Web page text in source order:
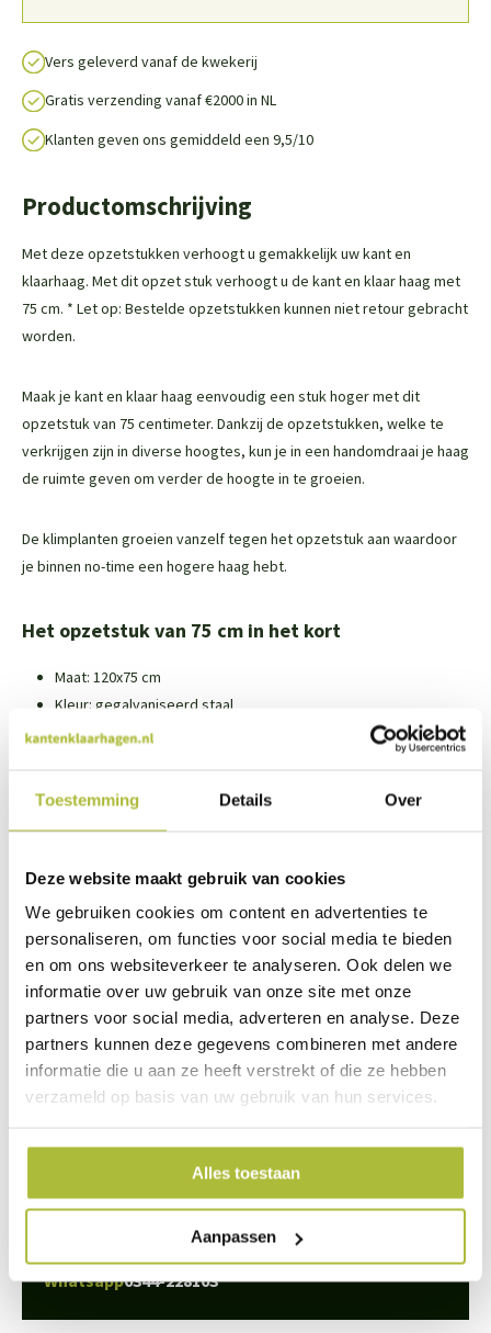
Toestemming Details Over
Deze website maakt gebruik van cookies
We gebruiken cookies om content en advertenties te
personaliseren, om functies voor social media te bieden
en om ons websiteverkeer te analyseren. Ook delen we
informatie over uw gebruik van onze site met onze
partners voor social media, adverteren en analyse. Deze
partners kunnen deze gegevens combineren met andere
informatie die u aan ze heeft verstrekt of die ze hebben
verzameld op basis van uw gebruik van hun services.
Alles toestaan
Aanpassen
Vers geleverd vanaf de kwekerij
Gratis verzending vanaf €2000 in NL
Klanten geven ons gemiddeld een 9,5/10
Productomschrijving
Met deze opzetstukken verhoogt u gemakkelijk uw kant en
klaarhaag. Met dit opzet stuk verhoogt u de kant en klaar haag met
75 cm. * Let op: Bestelde opzetstukken kunnen niet retour gebracht
worden.
Maak je kant en klaar haag eenvoudig een stuk hoger met dit
opzetstuk van 75 centimeter. Dankzij de opzetstukken, welke te
verkrijgen zijn in diverse hoogtes, kun je in een handomdraai je haag
de ruimte geven om verder de hoogte in te groeien.
De klimplanten groeien vanzelf tegen het opzetstuk aan waardoor
je binnen no-time een hogere haag hebt.
Het opzetstuk van 75 cm in het kort
Maat: 120x75 cm
Kleur: gegalvaniseerd staal
Eenvoudig je haag hoger lagen groeien
* Let op: Bestelde opzetstukken kunnen niet retour
gebracht worden.
We staan voor je klaar
Wil je advies of heb je een vraag? Neem contact op met ons
Whatsapp0344-228103